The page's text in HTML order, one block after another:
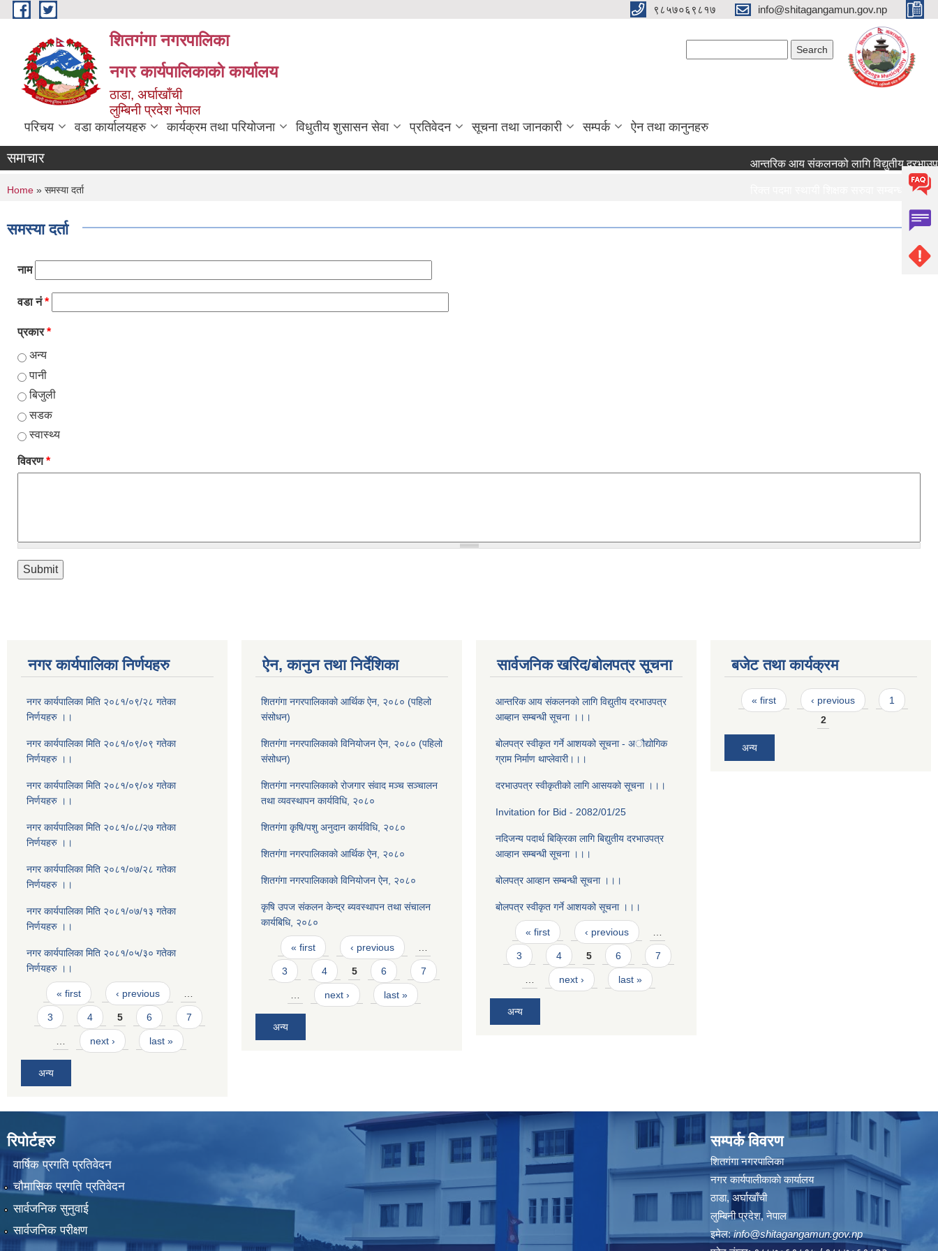
Skip to main content ९८५७०६९८१७ info@shitagangamun.gov.np
शितगंगा नगरपालिका
नगर कार्यपालिकाकाे कार्यालय
ठाडा, अर्घाखाँची
लुम्बिनी प्रदेश नेपाल
परिचय वडा कार्यालयहरु कार्यक्रम तथा परियोजना विधुतीय शुसासन सेवा प्रतिवेदन सूचना तथा जानकारी सम्पर्क ऐन तथा कानुनहरु
समाचार आन्तरिक आय संकलनको लागि विद्युतीय
रिक्त पदमा स्थायी शिक्षक सरुवा सम्बन्धमा ।।।
रिक्त पदमा स्थायी शिक्षक सरुवा सम्बन्धमा ।।।
You are here
Home » समस्या दर्ता
समस्या दर्ता
नाम
वडा नं*
प्रकार*
अन्य
पानी
बिजुली
सडक
स्वास्थ्य
विवरण*
नगर कार्यपालिका निर्णयहरु
नगर कार्यपालिका मिति २०८१/०९/२८ गतेका
निर्णयहरु ।।
नगर कार्यपालिका मिति २०८१/०९/०९ गतेका
निर्णयहरु ।।
नगर कार्यपालिका मिति २०८१/०९/०४ गतेका
निर्णयहरु ।।
नगर कार्यपालिका मिति २०८१/०८/२७ गतेका
निर्णयहरु ।।
नगर कार्यपालिका मिति २०८१/०७/२८ गतेका
निर्णयहरु ।।
नगर कार्यपालिका मिति २०८१/०७/१३ गतेका
निर्णयहरु ।।
नगर कार्यपालिका मिति २०८१/०५/३० गतेका
निर्णयहरु ।।
Pages
« first ‹ previous
3 4 5 6 7
next › last »
अन्य
ऐन, कानुन तथा निर्देशिका
शितगंगा नगरपालिकाकाे आर्थिक ऐन, २०८० (पहिलो
संसोधन)
शितगंगा नगरपालिकाकाे विनियोजन ऐन, २०८० (पहिलो
संसोधन)
शितगंगा नगरपालिकाको रोजगार संवाद मञ्च सञ्चालन
तथा व्यवस्थापन कार्यविधि, २०८०
शितगंगा कृषि/पशु अनुदान कार्यविधि, २०८०
शितगंगा नगरपालिकाकाे आर्थिक ऐन, २०८०
शितगंगा नगरपालिकाकाे विनियोजन ऐन, २०८०
कृषि उपज संकलन केन्द्र ब्यवस्थापन तथा संचालन
कार्यबिधि, २०८०
Pages
« first ‹ previous
3 4 5 6 7
next › last »
अन्य
सार्वजनिक खरिद/बोलपत्र सूचना
आन्तरिक आय संकलनको लागि विद्युतीय दरभाउपत्र
आब्हान सम्बन्धी सूचना ।।।
बोलपत्र स्वीकृत गर्ने आशयको सूचना - अौद्योगिक
ग्राम निर्माण थाप्लेवारी।।।
दरभाउपत्र स्वीकृतीको लागि आसयको सूचना ।।।
Invitation for Bid - 2082/01/25
नदिजन्य पदार्थ बिक्रिका लागि बिद्युतीय दरभाउपत्र
आव्हान सम्बन्धी सूचना ।।।
बोलपत्र आव्हान सम्बन्धी सूचना ।।।
बोलपत्र स्वीकृत गर्ने आशयको सूचना ।।।
Pages
« first ‹ previous
3 4 5 6 7
next › last »
अन्य
बजेट तथा कार्यक्रम
Pages
« first ‹ previous
1
2
अन्य
रिपोर्टहरु
वार्षिक प्रगति प्रतिवेदन
चौमासिक प्रगति प्रतिवेदन
सार्वजनिक सुनुवाई
सार्वजनिक परीक्षण
सम्पर्क विवरण
शितगंगा नगरपालिका
नगर कार्यपालीकाकाे कार्यालय
ठाडा, अर्घाखाँची
लुम्बिनी प्रदेश, नेपाल
इमेल:info@shitagangamun.gov.np